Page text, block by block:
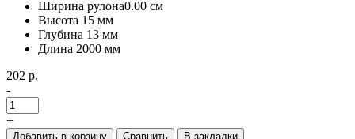
Ширина рулона0.00 см
Высота 15 мм
Глубина 13 мм
Длина 2000 мм
202 р.
-
+
Добавить в корзину Сравнить В закладки